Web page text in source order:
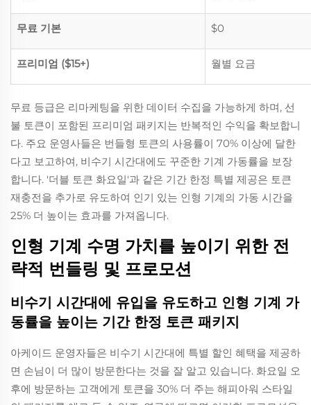
무료 기본 $0
프리미엄 ($15+) 월별 요금
무료 등급은 리마케팅을 위한 데이터 수집을 가능하게 하며, 선
불 토큰이 포함된 프리미엄 패키지는 반복적인 수익을 확보합니
다. 주요 운영사들은 번들형 토큰의 사용률이 70% 이상에 달한
다고 보고하여, 비수기 시간대에도 꾸준한 기계 가동률을 보장
합니다. '더블 토큰 화요일'과 같은 기간 한정 특별 제공은 토큰
재충전을 추가로 유도하여 인기 있는 인형 기계의 가동 시간을
25% 더 높이는 효과를 가져옵니다.
인형 기계 수명 가치를 높이기 위한 전
략적 번들링 및 프로모션
비수기 시간대에 유입을 유도하고 인형 기계 가
동률을 높이는 기간 한정 토큰 패키지
아케이드 운영자들은 비수기 시간대에 특별 할인 혜택을 제공하
면 손님이 더 많이 방문한다는 것을 잘 알고 있습니다. 화요일 오
후에 방문하는 고객에게 토큰을 30% 더 주는 해피아워 스타일